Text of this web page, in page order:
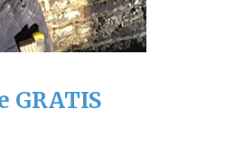
GRATIS